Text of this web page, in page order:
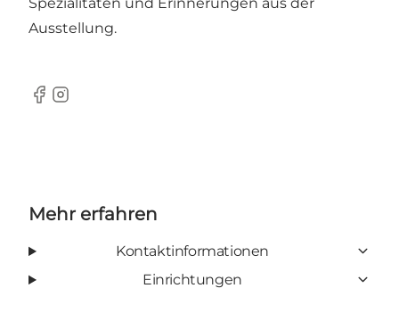
Ausstellung.
Facebook
Instagram
Mehr erfahren
Kontaktinformationen
Einrichtungen